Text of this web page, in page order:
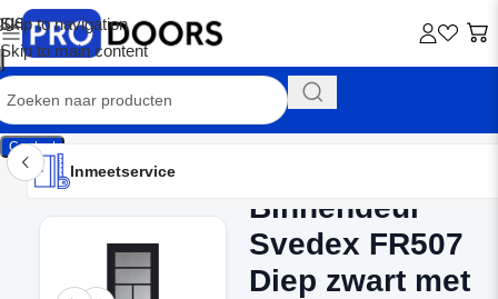
Skip to navigation
Skip to main content
Contact
Inmeetservice
Montageservice
Advies op maat
Showroom
Inmeetservice
Binnendeur
Svedex FR507
Diep zwart met